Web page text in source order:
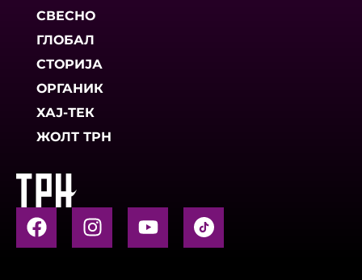
СВЕСНО
ГЛОБАЛ
СТОРИЈА
ОРГАНИК
ХАЈ-ТЕК
ЖОЛТ ТРН